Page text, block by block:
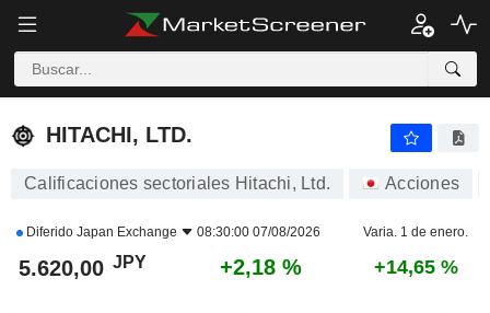
HITACHI, LTD.
HITACHI, LTD.
Calificaciones sectoriales Hitachi, Ltd. Acciones
Diferido Japan Exchange 08:30:00 07/08/2026 Varia. 1 de enero.
5.620,00 JPY +2,18 % +14,65 %